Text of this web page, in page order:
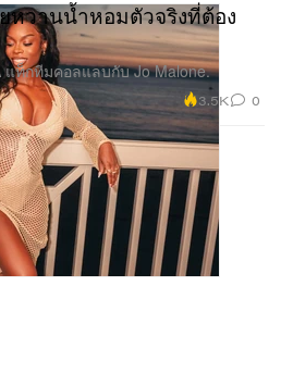
หวานน้ำหอมตัวจริงที่ต้อง
แท็กทีมคอลแลบกับ Jo Malone.
3.5K 0